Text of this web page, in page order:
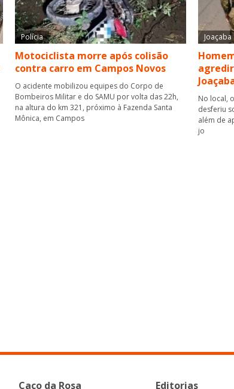
Polícia
Motociclista morre após colisão
contra carro em Campos Novos
O acidente mobilizou equipes do Corpo de
Bombeiros Militar e do SAMU por volta das 22h,
na altura do km 321, próximo à Fazenda Santa
Mônica, em Campos
Joaçaba
No local,
desferiu
além de
jo
Caco da Rosa Editorias